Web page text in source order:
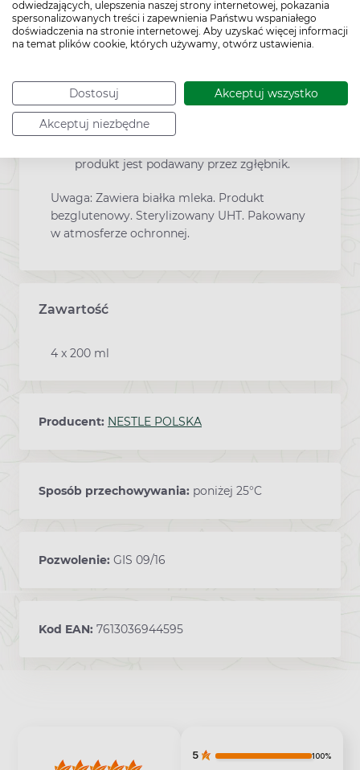
odwiedzających, ulepszenia naszej strony internetowej, pokazania
spersonalizowanych treści i zapewnienia Państwu wspaniałego
doświadczenia na stronie internetowej. Aby uzyskać więcej informacji
na temat plików cookie, których używamy, otwórz ustawienia.
Dostosuj Akceptuj wszystko
Akceptuj niezbędne
Produkt nie jest przeznaczony do
stosowania pozajelitowego.
życia
. Do podawania doustnego lub przez
zgłębnik.
produkt jest podawany przez zgłębnik.
Uwaga: Zawiera białka mleka. Produkt
bezglutenowy. Sterylizowany UHT. Pakowany
w atmosferze ochronnej.
Zawartość
4 x 200 ml
Producent: NESTLE POLSKA
Sposób przechowywania: poniżej 25°C
Pozwolenie: GIS 09/16
Kod EAN: 7613036944595
5 100%